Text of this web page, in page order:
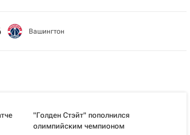
Вашингтон
"Голден Стэйт" пополнился
олимпийским чемпионом